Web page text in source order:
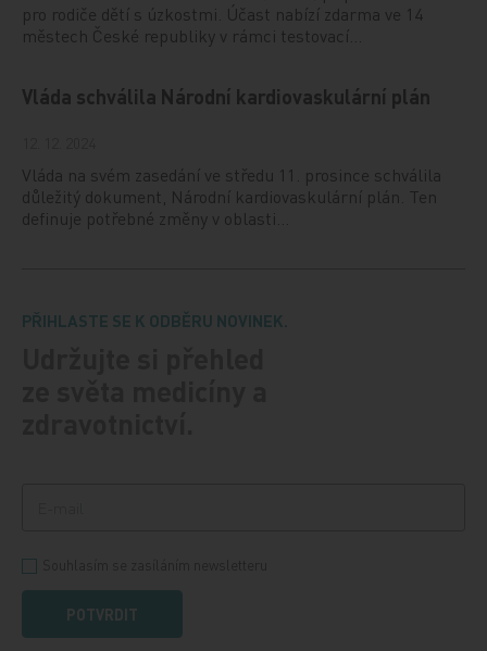
pro rodiče dětí s úzkostmi. Účast nabízí zdarma ve 14
městech České republiky v rámci testovací…
Vláda schválila Národní kardiovaskulární plán
Vláda na svém zasedání ve středu 11. prosince schválila
důležitý dokument, Národní kardiovaskulární plán. Ten
definuje potřebné změny v oblasti…
PŘIHLASTE SE K ODBĚRU NOVINEK.
POTVRDIT